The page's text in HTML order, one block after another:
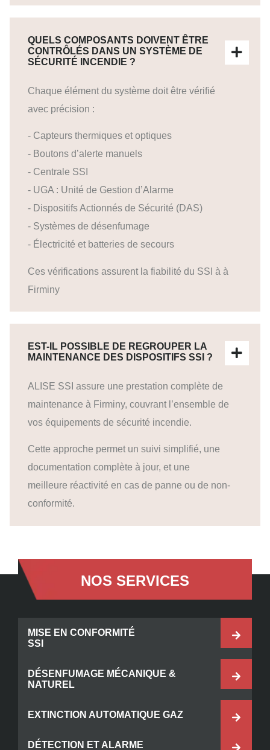
QUELS COMPOSANTS DOIVENT ÊTRE
CONTRÔLÉS DANS UN SYSTÈME DE
SÉCURITÉ INCENDIE ?
Chaque élément du système doit être vérifié
avec précision :
- Capteurs thermiques et optiques
- Boutons d’alerte manuels
- Centrale SSI
- UGA : Unité de Gestion d’Alarme
- Dispositifs Actionnés de Sécurité (DAS)
- Systèmes de désenfumage
- Électricité et batteries de secours
Ces vérifications assurent la fiabilité du SSI à à
Firminy
EST-IL POSSIBLE DE REGROUPER LA
MAINTENANCE DES DISPOSITIFS SSI ?
ALISE SSI assure une prestation complète de
maintenance à Firminy, couvrant l’ensemble de
vos équipements de sécurité incendie.
Cette approche permet un suivi simplifié, une
documentation complète à jour, et une
meilleure réactivité en cas de panne ou de non-
conformité.
NOS SERVICES
MISE EN CONFORMITÉ
SSI
DÉSENFUMAGE MÉCANIQUE &
NATUREL
EXTINCTION AUTOMATIQUE GAZ
DÉTECTION ET ALARME